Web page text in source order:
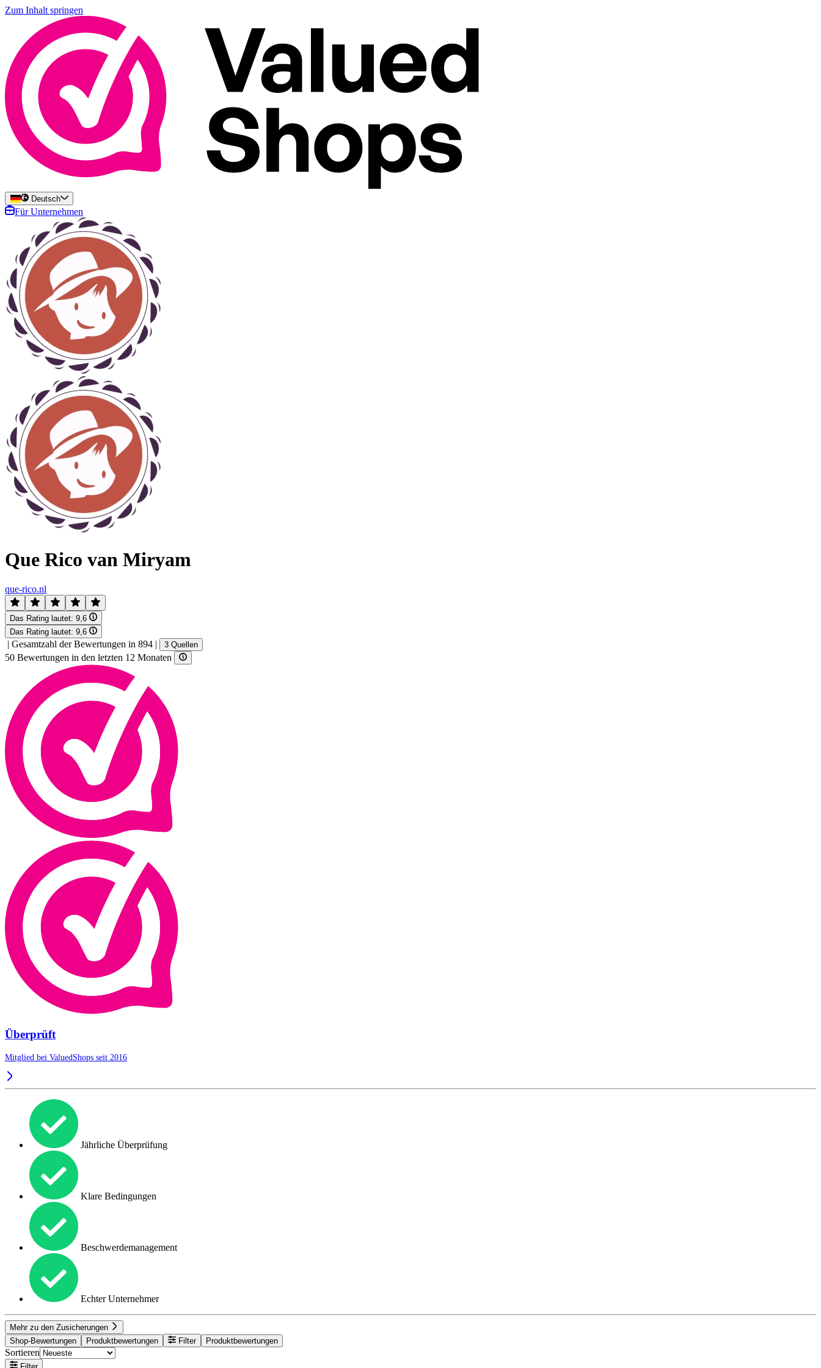
Zum Inhalt springen
Deutsch
Für Unternehmen
Que Rico van Miryam
que-rico.nl
Das Rating lautet: 9,6
Das Rating lautet: 9,6
| Gesamtzahl der Bewertungen in 894 | 3 Quellen
50 Bewertungen in den letzten 12 Monaten
Überprüft
Mitglied bei ValuedShops seit 2016
Jährliche Überprüfung
Klare Bedingungen
Beschwerdemanagement
Echter Unternehmer
Mehr zu den Zusicherungen
Shop-Bewertungen
Produktbewertungen Filter Produktbewertungen
Sortieren